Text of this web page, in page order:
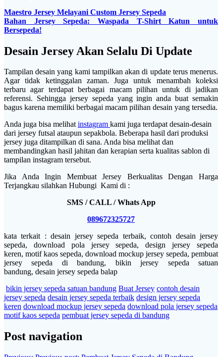
Maestro Jersey Melayani Custom Jersey Sepeda
Bahan Jersey Sepeda: Waspada T-Shirt Katun untuk
Bersepeda!
Desain Jersey Akan Selalu Di Update
Tampilan desain yang kami tampilkan akan di update terus menerus.
Agar tidak ketinggalan zaman. Juga untuk menambah koleksi
terbaru agar terdapat berbagai macam pilihan untuk di jadikan
referensi. Sehingga jersey sepeda yang ingin anda buat semakin
bagus karena memiliki berbagai macam pilihan desain yang tersedia.
Anda juga bisa melihatinstagram kami juga terdapat desain-desain
dari jersey futsal ataupun sepakbola. Beberapa hasil dari produksi
jersey juga ditampilkan di sana. Anda bisa melihat dan
membandingkan hasil jahitan dan kerapian serta kualitas sablon di
tampilan instagram tersebut.
Jika Anda Ingin Membuat Jersey Berkualitas Dengan Harga
Terjangkau silahkan Hubungi Kami di :
SMS / CALL / Whats App
089672325727
kata terkait : desain jersey sepeda terbaik, contoh desain jersey
sepeda, download pola jersey sepeda, design jersey sepeda
keren, motif kaos sepeda, download mockup jersey sepeda, pembuat
jersey sepeda di bandung, bikin jersey sepeda satuan
bandung, desain jersey sepeda balap
bikin jersey sepeda satuan bandung Buat Jersey contoh desain
jersey sepeda desain jersey sepeda terbaik design jersey sepeda
keren download mockup jersey sepeda download pola jersey sepeda
motif kaos sepeda pembuat jersey sepeda di bandung
Post navigation